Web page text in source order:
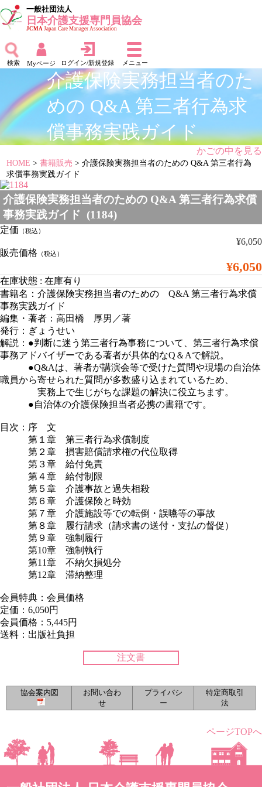
一般社団法人
日本介護支援専門員協会
JCMAJapan Care Manager Association
検索 Myページ ログイン/新規登録 メニュー
介護保険実務担当者のた
めの Q&A 第三者行為求
償事務実践ガイド
かごの中を見る
HOME >書籍販売 > 介護保険実務担当者のための Q&A 第三者行為
求償事務実践ガイド
介護保険実務担当者のための Q&A 第三者行為求償
事務実践ガイド (1184)
定価 （税込）
¥6,050
販売価格 （税込）
¥6,050
在庫状態 : 在庫有り
書籍名：介護保険実務担当者のための Q&A 第三者行為求償
事務実践ガイド
編集・著者：高田橋 厚男／著
発行：ぎょうせい
解説：●判断に迷う第三者行為事務について、第三者行為求償
事務アドバイザーである著者が具体的なQ＆Aで解説。
●Q&Aは、著者が講演会等で受けた質問や現場の自治体
職員から寄せられた質問が多数盛り込まれているため、
実務上で生じがちな課題の解決に役立ちます。
●自治体の介護保険担当者必携の書籍です。
目次：序 文
第１章 第三者行為求償制度
第２章 損害賠償請求権の代位取得
第３章 給付免責
第４章 給付制限
第５章 介護事故と過失相殺
第６章 介護保険と時効
第７章 介護施設等での転倒・誤嚥等の事故
第８章 履行請求（請求書の送付・支払の督促）
第９章 強制履行
第10章 強制執行
第11章 不納欠損処分
第12章 滞納整理
会員特典：会員価格
定価：6,050円
会員価格：5,445円
送料：出版社負担
注文書
ページTOPへ
協会案内図
お問い合わ
せ
プライバシ
ー
特定商取引
法